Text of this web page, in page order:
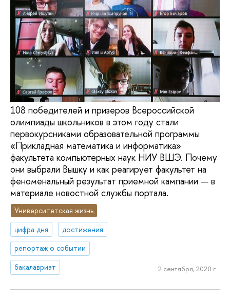
108 победителей и призеров Всероссийской
олимпиады школьников в этом году стали
первокурсниками образовательной программы
«Прикладная математика и информатика»
факультета компьютерных наук НИУ ВШЭ. Почему
они выбрали Вышку и как реагирует факультет на
феноменальный результат приемной кампании — в
материале новостной службы портала.
Университетская жизнь
цифра дня
достижения
репортаж о событии
бакалавриат
2 сентября, 2020 г.